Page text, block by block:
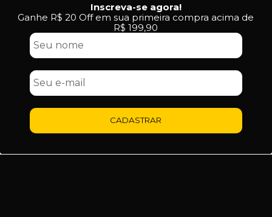
Inscreva-se agora!
Ganhe R$ 20 Off em sua primeira compra acima de
R$ 199,90
CADASTRAR